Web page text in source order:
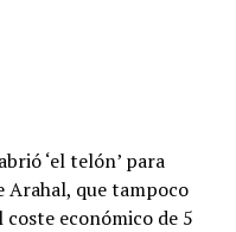
‘el telón’ para
Arahal, que tampoco
económico de 5